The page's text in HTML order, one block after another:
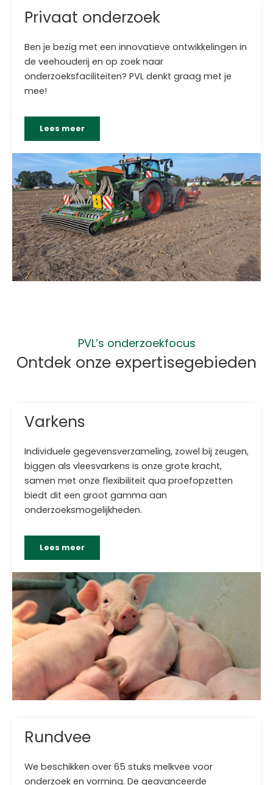
Privaat onderzoek
Ben je bezig met een innovatieve ontwikkelingen in
de veehouderij en op zoek naar
onderzoeksfaciliteiten? PVL denkt graag met je
mee!
Lees meer
PVL’s onderzoekfocus
Ontdek onze expertisegebieden
Varkens
Individuele gegevensverzameling, zowel bij zeugen,
biggen als vleesvarkens is onze grote kracht,
samen met onze flexibiliteit qua proefopzetten
biedt dit een groot gamma aan
onderzoeksmogelijkheden.
Lees meer
Rundvee
We beschikken over 65 stuks melkvee voor
onderzoek en vorming. De geavanceerde